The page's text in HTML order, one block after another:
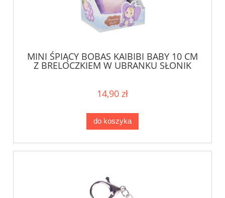
MINI ŚPIĄCY BOBAS KAIBIBI BABY 10 CM
Z BRELOCZKIEM W UBRANKU SŁONIK
14,90 zł
do koszyka